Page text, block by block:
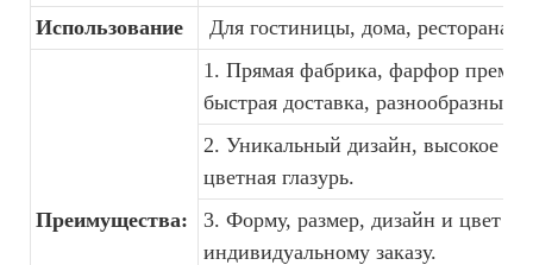
Использование Для гостиницы, дома, ресторана,
Преимущества:
1. Прямая фабрика, фарфор
быстрая доставка, разнообразный
2. Уникальный дизайн, высокое
цветная глазурь.
3. Форму, размер, дизайн и цвет
индивидуальному заказу.